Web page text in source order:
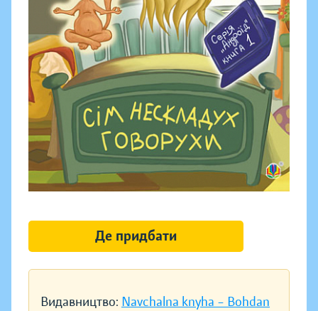
Видавництво: Navchalna knyha – Bohdan
Де придбати